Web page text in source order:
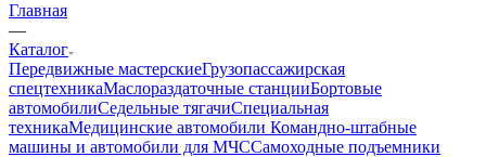
Главная
—
Каталог
Передвижные мастерскиеГрузопассажирская
спецтехникаМаслораздаточные станцииБортовые
автомобилиСедельные тягачиСпециальная
техникаМедицинские автомобили Командно-штабные
машины и автомобили для МЧССамоходные подъемники